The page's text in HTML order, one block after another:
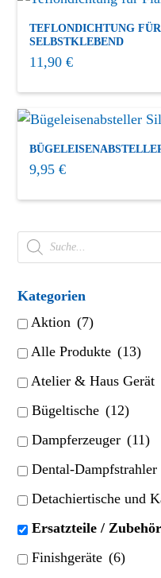
TEFLONDICHTUNG
SELBSTKLEBEND
11,90€
9,95€
Products
search
Kategorien
Aktion (7)
Alle Produkte (13)
Atelier & Haus Gerät
Bügeltische (12)
Dampferzeuger (11)
Dental-Dampfstrahler
Detachiertische und
Ersatzteile / Zubehör
Finishgeräte (6)